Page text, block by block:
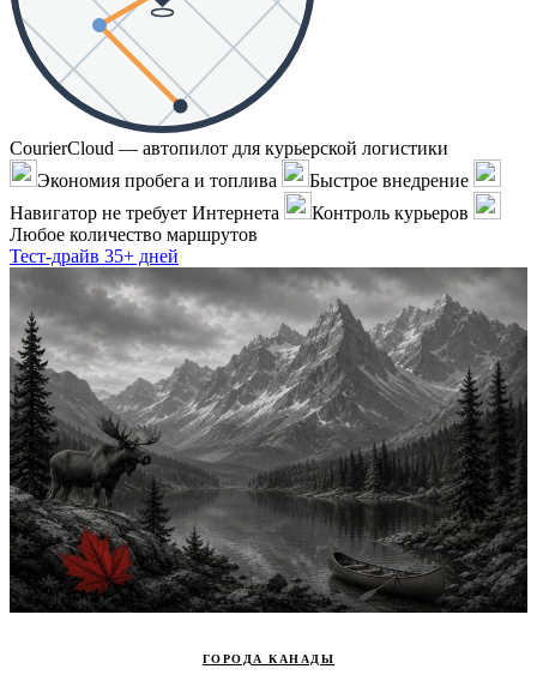
CourierCloud — автопилот для курьерской логистики
Экономия пробега и топлива
Быстрое внедрение
Навигатор не требует Интернета
Контроль курьеров
Любое количество маршрутов
Тест-драйв 35+ дней
ГОРОДА КАНАДЫ